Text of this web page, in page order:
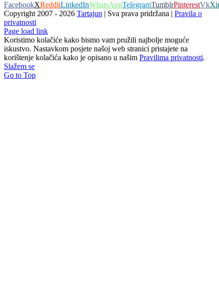
FacebookXRedditLinkedInWhatsAppTelegramTumblrPinterestVk
Copyright 2007 - 2026 Tartajun | Sva prava pridržana | Pravila o
privatnosti
Page load link
Koristimo kolačiće kako bismo vam pružili najbolje moguće
iskustvo. Nastavkom posjete našoj web stranici pristajete na
korištenje kolačića kako je opisano u našim Pravilima privatnosti.
Slažem se
Go to Top